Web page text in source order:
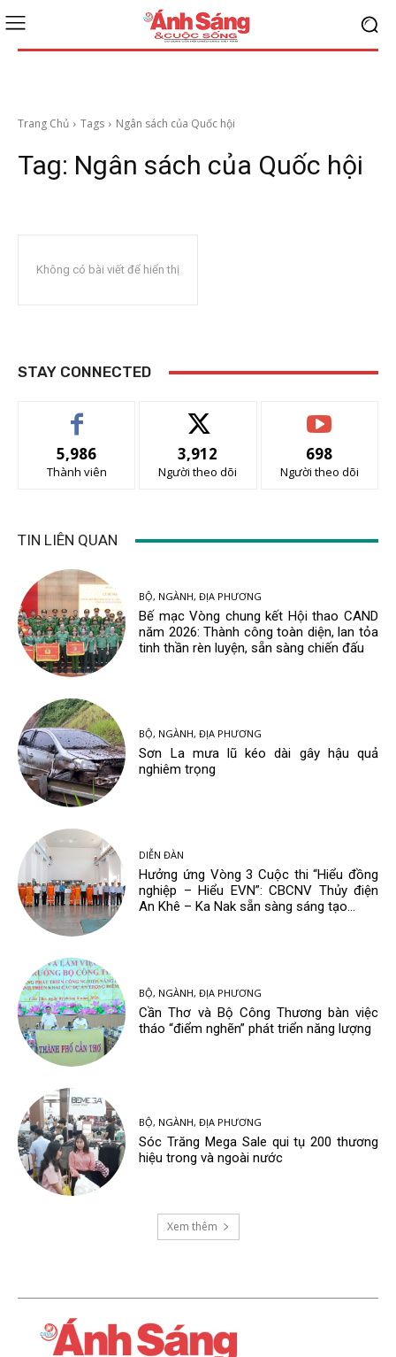
Trang Chủ Tags Ngân sách của Quốc hội
Tag: Ngân sách của Quốc hội
Không có bài viết để hiển thị
STAY CONNECTED
5,986
Thành viên
3,912
Người theo dõi
698
Người theo dõi
TIN LIÊN QUAN
BỘ, NGÀNH, ĐỊA PHƯƠNG
Bế mạc Vòng chung kết Hội thao CAND
năm 2026: Thành công toàn diện, lan tỏa
tinh thần rèn luyện, sẵn sàng chiến đấu
BỘ, NGÀNH, ĐỊA PHƯƠNG
Sơn La mưa lũ kéo dài gây hậu quả
nghiêm trọng
DIỄN ĐÀN
Hưởng ứng Vòng 3 Cuộc thi “Hiểu đồng
nghiệp – Hiểu EVN”: CBCNV Thủy điện
An Khê – Ka Nak sẵn sàng sáng tạo...
BỘ, NGÀNH, ĐỊA PHƯƠNG
Cần Thơ và Bộ Công Thương bàn việc
tháo “điểm nghẽn” phát triển năng lượng
BỘ, NGÀNH, ĐỊA PHƯƠNG
Sóc Trăng Mega Sale qui tụ 200 thương
hiệu trong và ngoài nước
Xem thêm